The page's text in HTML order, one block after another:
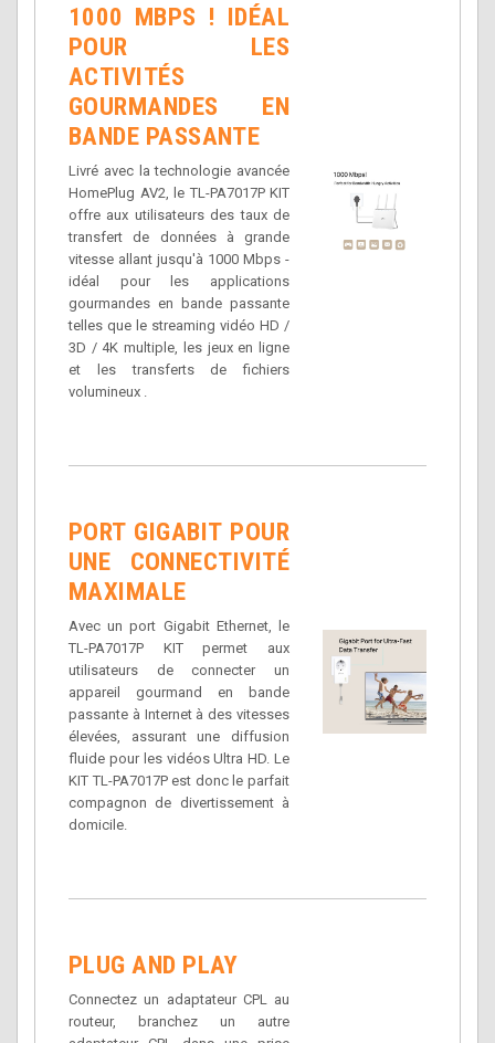
1000 MBPS ! IDÉAL
POUR LES
ACTIVITÉS
GOURMANDES EN
BANDE PASSANTE
Livré avec la technologie avancée
HomePlug AV2, le TL-PA7017P KIT
offre aux utilisateurs des taux de
transfert de données à grande
vitesse allant jusqu'à 1000 Mbps -
idéal pour les applications
gourmandes en bande passante
telles que le streaming vidéo HD /
3D / 4K multiple, les jeux en ligne
et les transferts de fichiers
volumineux .
PORT GIGABIT POUR
UNE CONNECTIVITÉ
MAXIMALE
Avec un port Gigabit Ethernet, le
TL-PA7017P KIT permet aux
utilisateurs de connecter un
appareil gourmand en bande
passante à Internet à des vitesses
élevées, assurant une diffusion
fluide pour les vidéos Ultra HD. Le
KIT TL-PA7017P est donc le parfait
compagnon de divertissement à
domicile.
PLUG AND PLAY
Connectez un adaptateur CPL au
routeur, branchez un autre